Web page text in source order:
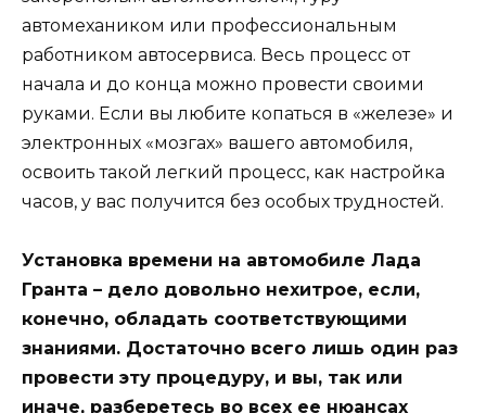
автомехаником или профессиональным
работником автосервиса. Весь процесс от
начала и до конца можно провести своими
руками. Если вы любите копаться в «железе» и
электронных «мозгах» вашего автомобиля,
освоить такой легкий процесс, как настройка
часов, у вас получится без особых трудностей.
Установка времени на автомобиле Лада
Гранта – дело довольно нехитрое, если,
конечно, обладать соответствующими
знаниями. Достаточно всего лишь один раз
провести эту процедуру, и вы, так или
иначе, разберетесь во всех ее нюансах